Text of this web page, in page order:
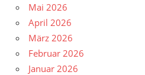
Mai 2026
April 2026
März 2026
Februar 2026
Januar 2026